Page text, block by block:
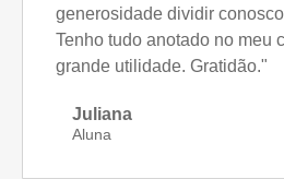
generosidade dividir
Tenho tudo anotado no meu
grande utilidade. Gratidão."
Juliana
Aluna